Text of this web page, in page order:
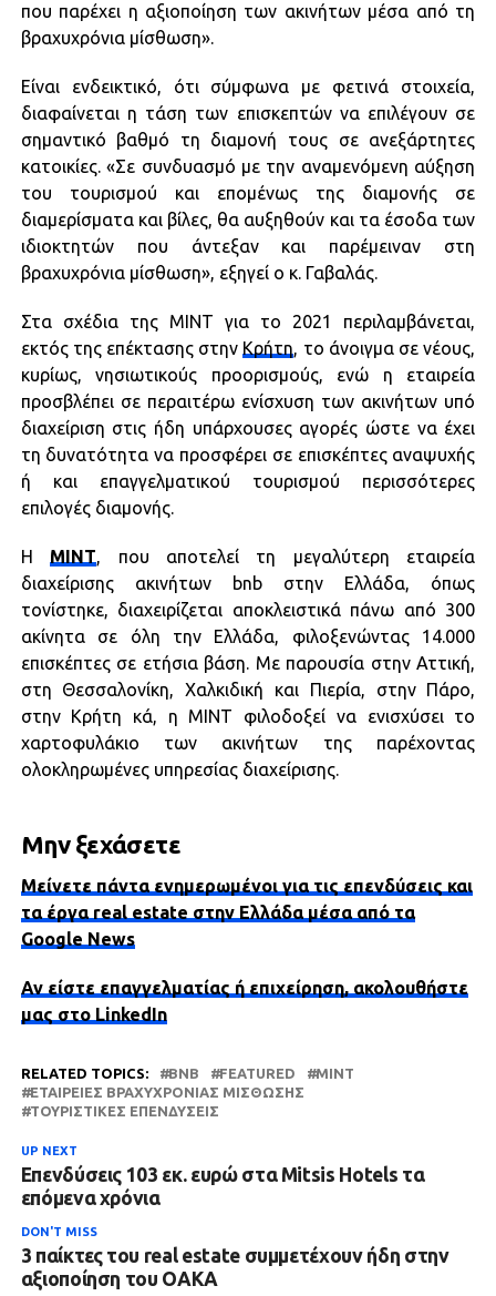
που παρέχει η αξιοποίηση των ακινήτων μέσα από τη
βραχυχρόνια μίσθωση».
Είναι ενδεικτικό, ότι σύμφωνα με φετινά στοιχεία,
διαφαίνεται η τάση των επισκεπτών να επιλέγουν σε
σημαντικό βαθμό τη διαμονή τους σε ανεξάρτητες
κατοικίες. «Σε συνδυασμό με την αναμενόμενη αύξηση
του τουρισμού και επομένως της διαμονής σε
διαμερίσματα και βίλες, θα αυξηθούν και τα έσοδα των
ιδιοκτητών που άντεξαν και παρέμειναν στη
βραχυχρόνια μίσθωση», εξηγεί ο κ. Γαβαλάς.
Στα σχέδια της ΜΙΝΤ για το 2021 περιλαμβάνεται,
εκτός της επέκτασης στην Κρήτη, το άνοιγμα σε νέους,
κυρίως, νησιωτικούς προορισμούς, ενώ η εταιρεία
προσβλέπει σε περαιτέρω ενίσχυση των ακινήτων υπό
διαχείριση στις ήδη υπάρχουσες αγορές ώστε να έχει
τη δυνατότητα να προσφέρει σε επισκέπτες αναψυχής
ή και επαγγελματικού τουρισμού περισσότερες
επιλογές διαμονής.
Η MINT, που αποτελεί τη μεγαλύτερη εταιρεία
διαχείρισης ακινήτων bnb στην Ελλάδα, όπως
τονίστηκε, διαχειρίζεται αποκλειστικά πάνω από 300
ακίνητα σε όλη την Ελλάδα, φιλοξενώντας 14.000
επισκέπτες σε ετήσια βάση. Με παρουσία στην Αττική,
στη Θεσσαλονίκη, Χαλκιδική και Πιερία, στην Πάρο,
στην Κρήτη κά, η MINT φιλοδοξεί να ενισχύσει το
χαρτοφυλάκιο των ακινήτων της παρέχοντας
ολοκληρωμένες υπηρεσίας διαχείρισης.
Μην ξεχάσετε
Μείνετε πάντα ενημερωμένοι για τις επενδύσεις και
τα έργα real estate στην Ελλάδα μέσα από τα
Google News
Αν είστε επαγγελματίας ή επιχείρηση, ακολουθήστε
μας στο LinkedIn
RELATED TOPICS: BNB FEATURED
MINT
ΕΤΑΙΡΕΊΕΣ ΒΡΑΧΥΧΡΌΝΙΑΣ ΜΊΣΘΩΣΗΣ
ΤΟΥΡΙΣΤΙΚΈΣ ΕΠΕΝΔΎΣΕΙΣ
UP NEXT
Επενδύσεις 103 εκ. ευρώ στα Mitsis Hotels τα
επόμενα χρόνια
DON'T MISS
3 παίκτες του real estate συμμετέχουν ήδη στην
αξιοποίηση του ΟΑΚΑ